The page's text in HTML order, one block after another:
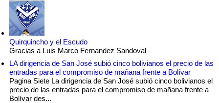
Quirquincho y el Escudo
Gracias a Luis Marco Fernandez Sandoval
LA dirigencia de San José subió cinco bolivianos el precio de las
entradas para el compromiso de mañana frente a Bolívar
Pagina Siete La dirigencia de San José subió cinco bolivianos el
precio de las entradas para el compromiso de mañana frente a
Bolívar des...